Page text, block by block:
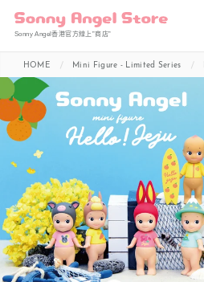
Sonny Angel香港官方線上”商店”
HOME Mini Figure - Limited Series